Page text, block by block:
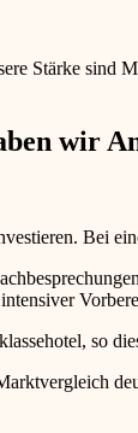
Stärke sind
wir
Bei
so